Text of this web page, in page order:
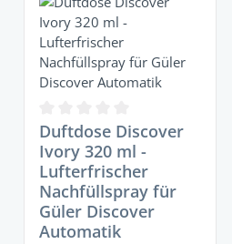
0 von 5 Sternen
Durchschnittliche Bewertung
Duftdose Discover
Ivory 320 ml -
Lufterfrischer
Nachfüllspray für
Güler Discover
Automatik